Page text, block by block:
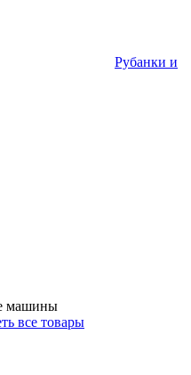
Рубанки и
машины
все товары